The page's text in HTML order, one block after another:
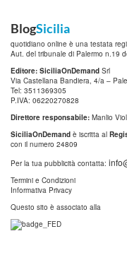
BlogSicilia
quotidiano online è una testata
Aut. del tribunale di Palermo n.19
Editore: SiciliaOnDemand Srl
Via Castellana Bandiera, 4/a –
Tel: 3511369305
P.IVA: 06220270828
Direttore responsabile: Manlio
SiciliaOnDemand è iscritta al
con il numero 24809
Per la tua pubblicità contatta:
Termini e Condizioni
Informativa Privacy
Questo sito è associato alla